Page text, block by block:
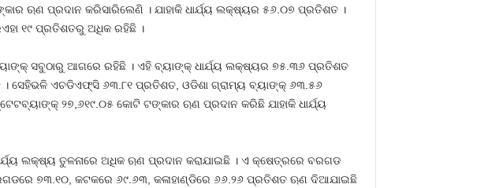
ଋଣ ପ୍ରଦାନ କରିସାରିଲେଣି । ଯାହାକି ଧାର୍ଯ୍ୟ ଲକ୍ଷ୍ୟର ୫୬.୦୭ ପ୍ରତିଶତ ।
୧୯ ପ୍ରତିଶତରୁ ଅଧିକ ରହିଛି ।
ସବୁଠାରୁ ଆଗରେ ରହିଛି । ଏହି ବ୍ୟାଙ୍କ୍‍ ଧାର୍ଯ୍ୟ ଲକ୍ଷ୍ୟର ୭୫.୩୬ ପ୍ରତିଶତ
ଏଚଡିଏଫ୍‍ସି ୬୩.୮୧ ପ୍ରତିଶତ, ଓଡିଶା ଗ୍ରାମ୍ୟ ବ୍ୟାଙ୍କ୍‍ ୬୩.୫୬
୨୭,୬୧୯.୦୫ କୋଟି ଟଙ୍କାର ଋଣ ପ୍ରଦାନ କରିଛି ଯାହାକି ଧାର୍ଯ୍ୟ
ଲକ୍ଷ୍ୟ ତୁଳନାରେ ଅଧିକ ଋଣ ପ୍ରଦାନ କରାଯାଇଛି । ଏ କ୍ଷେତ୍ରରେ ବରଗଡ
୭୩.୧୦, କଟକରେ ୬୯.୬୩, କଳାହାଣ୍ଡିରେ ୬୬.୨୬ ପ୍ରତିଶତ ଋଣ ଦିଆଯାଇଛି